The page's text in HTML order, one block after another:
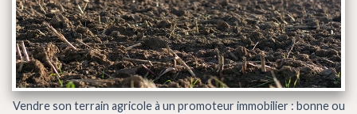
Vendre son terrain agricole à un promoteur immobilier : bonne ou